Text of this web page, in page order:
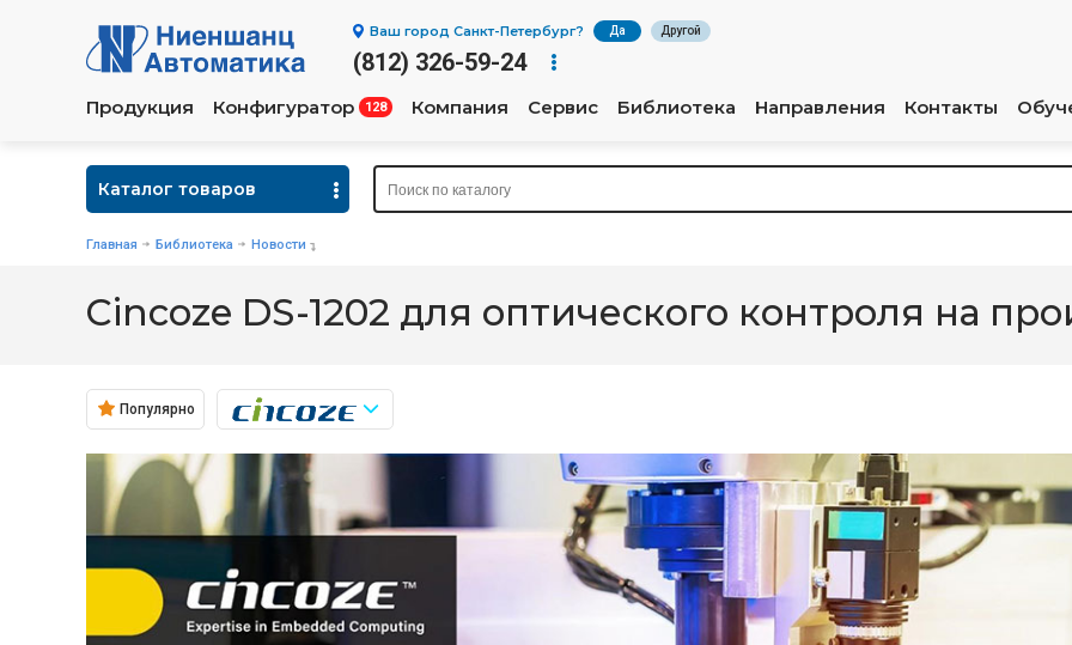
Ваш город Санкт-Петербург? Да Другой
(812) 326-59-24
Продукция Конфигуратор 128 Компания Сервис Библиотека Направления Контакты
Каталог товаров
Главная Библиотека Новости
Cincoze DS-1202 для оптического контроля на
Популярно